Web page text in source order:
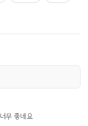
무 좋네요